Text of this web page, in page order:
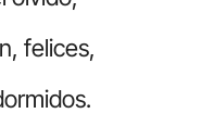
felices,